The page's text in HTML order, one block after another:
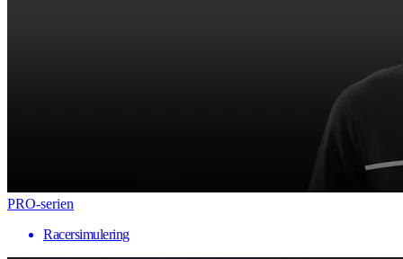
PRO-serien
Racersimulering